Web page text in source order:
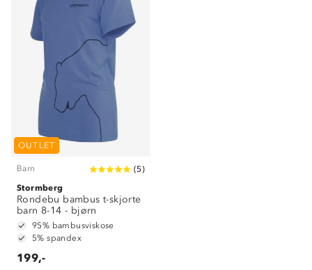
OUTLET
Barn (5)
Stormberg
Rondebu bambus t-skjorte
barn 8-14 - bjørn
95% bambusviskose
5% spandex
199,-
Om Stormberg
Verdigrunnlag
Klima og miljø
Trelagsprinsippet barn